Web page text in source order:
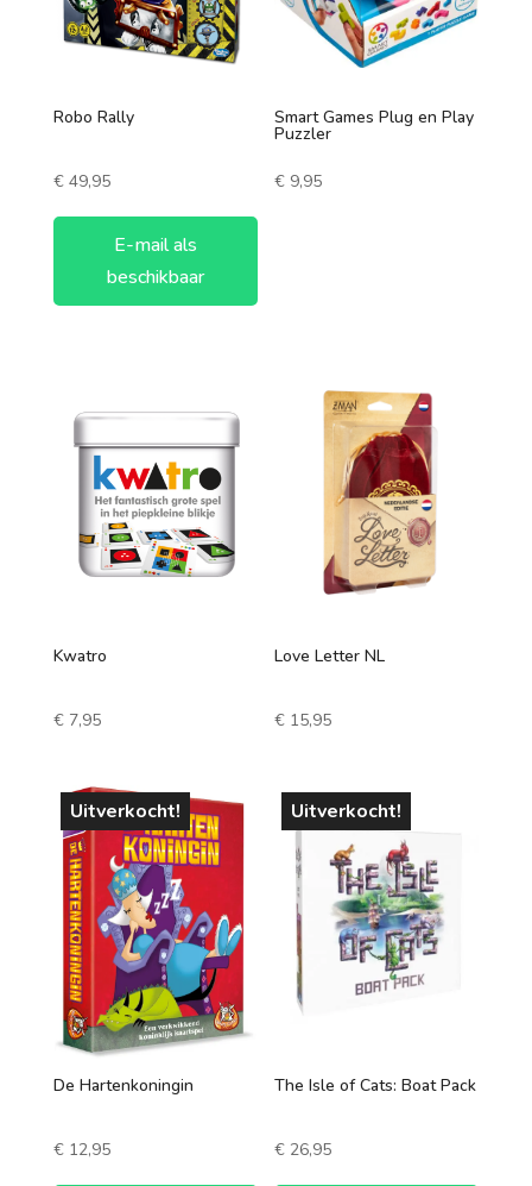
Robo Rally
€49,95
E-mail als
beschikbaar
Smart Games Plug en Play
Puzzler
€ 9,95
Kwatro
€7,95
Love Letter NL
€ 15,95
Uitverkocht!
De Hartenkoningin
€12,95
Uitverkocht!
The Isle of Cats: Boat Pack
€ 26,95